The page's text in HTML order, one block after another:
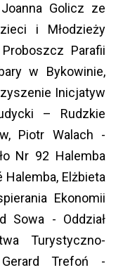
Golicz ze
i Młodzieży
Parafii
w Bykowinie,
Inicjatyw
– Rudzkie
Piotr Walach -
Nr 92 Halemba
Halemba, Elżbieta
Ekonomii
Sowa - Oddział
Turystyczno-
Gerard Trefoń -